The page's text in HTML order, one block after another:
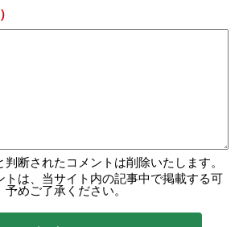
断されたコメントは削除いたします。
トは、当サイト内の記事中で掲載する可
めご了承ください。